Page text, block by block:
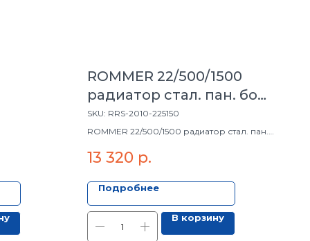
ROMMER 22/500/1500
радиатор стал. пан. бок.
под. Compact
SKU: RRS-2010-225150
ROMMER 22/500/1500 радиатор стал. пан.
13 320 р.
Подробнее
В корзину